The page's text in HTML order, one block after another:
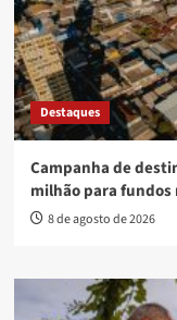
Destaques
Campanha de
milhão para
8 de agosto de 2026